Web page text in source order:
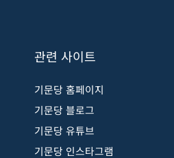
관련 사이트
기문당 홈페이지
기문당 블로그
기문당 유튜브
기문당 인스타그램